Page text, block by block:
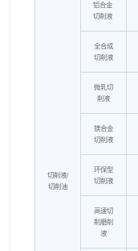
切削液/
切削油
铝合金
切削液
全合成
切削液
微乳切
削液
镁合金
切削液
环保型
切削液
高速切
削磨削
液